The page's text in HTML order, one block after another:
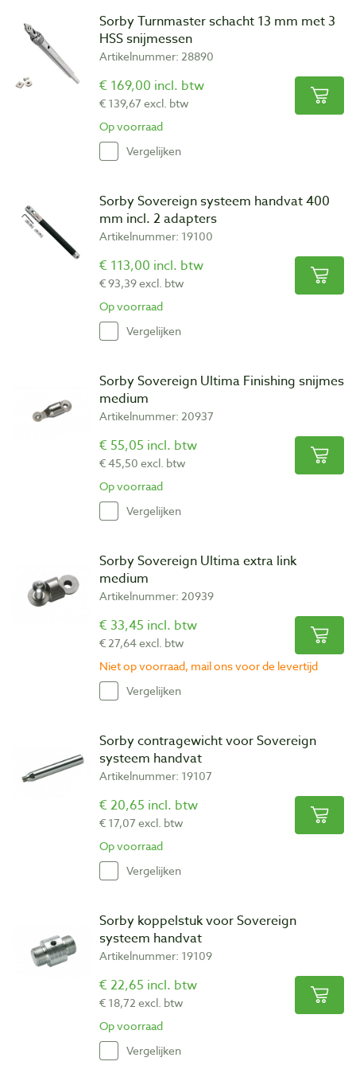
Sorby Turnmaster schacht 13 mm met 3
HSS snijmessen
Artikelnummer: 28890
€ 169,00 incl. btw
€ 139,67 excl. btw
Op voorraad
Vergelijken
Sorby Sovereign systeem handvat 400
mm incl. 2 adapters
Artikelnummer: 19100
€ 113,00 incl. btw
€ 93,39 excl. btw
Op voorraad
Vergelijken
Sorby Sovereign Ultima Finishing snijmes
medium
Artikelnummer: 20937
€ 55,05 incl. btw
€ 45,50 excl. btw
Op voorraad
Vergelijken
Sorby Sovereign Ultima extra link
medium
Artikelnummer: 20939
€ 33,45 incl. btw
€ 27,64 excl. btw
Niet op voorraad, mail ons voor de levertijd
Vergelijken
Sorby contragewicht voor Sovereign
systeem handvat
Artikelnummer: 19107
€ 20,65 incl. btw
€ 17,07 excl. btw
Op voorraad
Vergelijken
Sorby koppelstuk voor Sovereign
systeem handvat
Artikelnummer: 19109
€ 22,65 incl. btw
€ 18,72 excl. btw
Op voorraad
Vergelijken